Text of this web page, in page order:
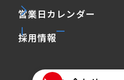
営業日カレンダー
採用情報